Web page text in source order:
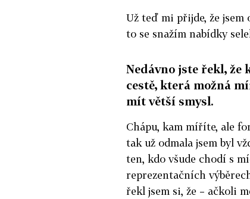
Už teď mi přijde, že jsem
to se snažím nabídky
Nedávno jste řekl,
cestě, která možná
mít větší smysl.
Chápu, kam míříte, ale
tak už odmala jsem byl
ten, kdo všude chodí s
reprezentačních
řekl jsem si, že – ačkoli